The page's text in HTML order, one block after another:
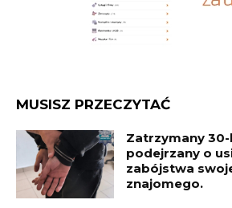
MUSISZ PRZECZYTAĆ
Zatrzymany
podejrzany o
zabójstwa
znajomego.